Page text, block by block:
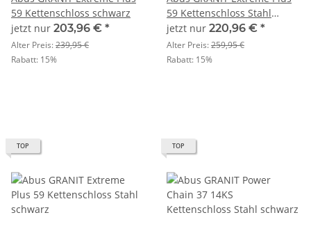
59 Kettenschloss schwarz
jetzt nur 203,96 € *
Alter Preis:239,95 €
Rabatt: 15%
59 Kettenschloss Stahl
schwarz
jetzt nur 220,96 € *
Alter Preis:259,95 €
Rabatt: 15%
TOP TOP